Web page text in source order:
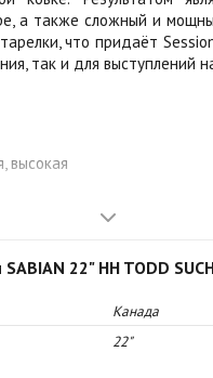
а также сложный и
что придаёт
так и для выступлений
высокая
22" HH TODD
Канада
22"